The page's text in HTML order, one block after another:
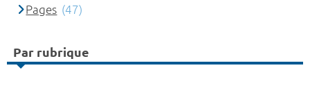
Pages (47)
Par rubrique